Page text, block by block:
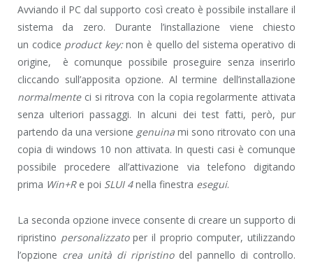
Avviando il PC dal supporto così creato è possibile installare il
sistema da zero. Durante l’installazione viene chiesto
un codice product key:non è quello del sistema operativo di
origine, è comunque possibile proseguire senza inserirlo
cliccando sull’apposita opzione. Al termine dell’installazione
normalmenteci si ritrova con la copia regolarmente attivata
senza ulteriori passaggi. In alcuni dei test fatti, però, pur
partendo da una versione genuina mi sono ritrovato con una
copia di windows 10 non attivata. In questi casi è comunque
possibile procedere all’attivazione via telefono digitando
prima Win+Re poi SLUI 4nella finestra esegui.
La seconda opzione invece consente di creare un supporto di
ripristino personalizzatoper il proprio computer, utilizzando
l’opzione crea unità di ripristinodel pannello di controllo.